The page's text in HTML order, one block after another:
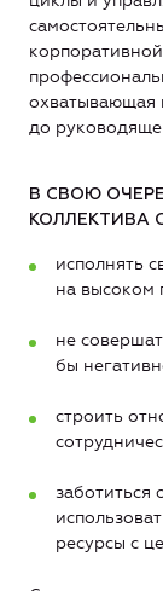
охватывающая
до
В СВОЮ
КОЛЛЕКТИВА
исполнять
на высоком
не
бы
строить
заботиться
ресурсы с